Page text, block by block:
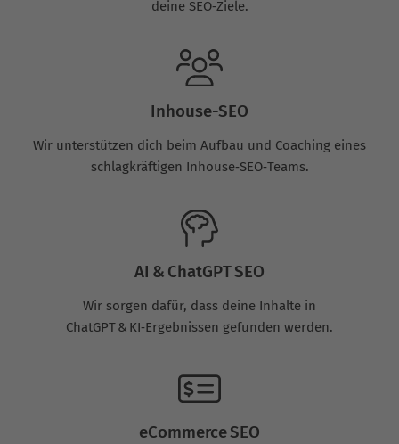
deine SEO‑Ziele.
Inhouse-SEO
Wir unterstützen dich beim Aufbau und Coaching eines
schlagkräftigen Inhouse‑SEO‑Teams.
AI & ChatGPT SEO
Wir sorgen dafür, dass deine Inhalte in
ChatGPT & KI‑Ergebnissen gefunden werden.
eCommerce SEO